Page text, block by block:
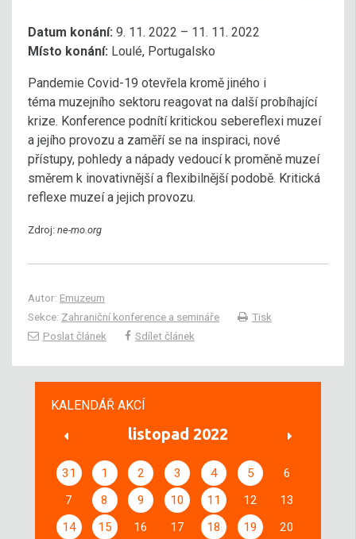
Datum konání: 9. 11. 2022 – 11. 11. 2022
Místo konání: Loulé, Portugalsko
Pandemie Covid-19 otevřela kromě jiného i
téma muzejního sektoru reagovat na další probíhající
krize. Konference podnítí kritickou sebereflexi muzeí
a jejího provozu a zaměří se na inspiraci, nové
přístupy, pohledy a nápady vedoucí k proměně muzeí
směrem k inovativnější a flexibilnější podobě. Kritická
reflexe muzeí a jejich provozu.
Zdroj: ne-mo.org
Autor: Emuzeum
Sekce: Zahraniční konference a semináře
Tisk
Poslat článek
Sdílet článek
KALENDÁŘ AKCÍ
listopad 2022
31 1 2 3 4 5
6
7
8 9 10 11 12
13
14
15 16 17 18 19
20